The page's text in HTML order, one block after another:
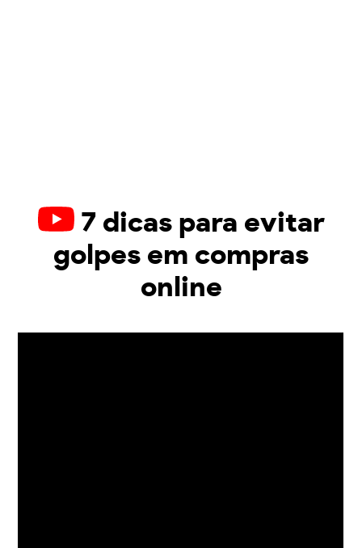
7 dicas para evitar
golpes em compras
online